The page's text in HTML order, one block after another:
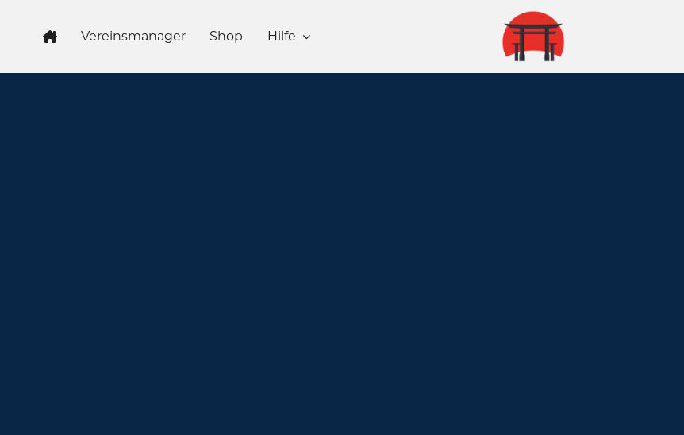
springen
Vereinsmanager Shop Hilfe